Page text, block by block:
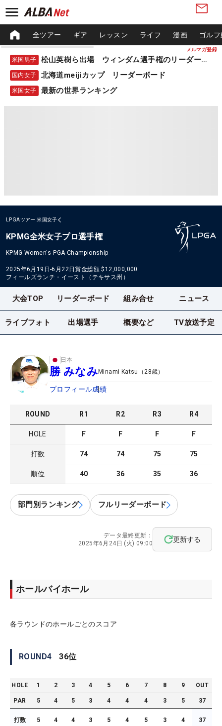
メルマガ登録
全ツアー ギア レッスン ライフ 漫画 ゴル
米国男子 松山英樹ら出場 ウィンダム選手権のリーダーボード
国内女子 北海道meijiカップ リーダーボード
米国女子 最新の世界ランキング
LPGAツアー 米国女子
KPMG全米女子プロ選手権
KPMG Women's PGA Championship
2025年6月19日-6月22日賞金総額 $12,000,000
フィールズランチ・イースト（テキサス州）
大会TOP リーダーボード 組み合せ ニュース
ライブフォト 出場選手 概要など TV放送予定
日本
勝 みなみMinami Katsu （ 28歳）
プロフィール成績
ROUND R1 R2 R3 R4
HOLE F F F F
打数 74 74 75 75
順位 40 36 35 36
部門別ランキング フルリーダーボード
データ最終更新：
2025年6月24日 (火) 09:00
更新する
ホールバイホール
各ラウンドのホールごとのスコア
ROUND4 36位
HOLE 1 2 3 4 5 6 7 8 9 OUT
PAR 5 4 5 3 4 4 4 3 5 37
打数 5 4 4 3 5 4 5 3 4 37